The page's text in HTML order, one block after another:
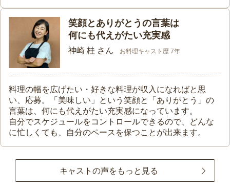
笑顔とありがとうの言葉は
何にも代えがたい充実感
神崎 桂 さん お料理キャスト歴 7年
料理の幅を広げたい・好きな料理が収入になればと思
い、応募。「美味しい」という笑顔と「ありがとう」の
言葉は、何にも代えがたい充実感になっています。
自分でスケジュールをコントロールできるので、どんな
に忙しくても、自分のペースを保つことが出来ます。
キャストの声をもっと見る